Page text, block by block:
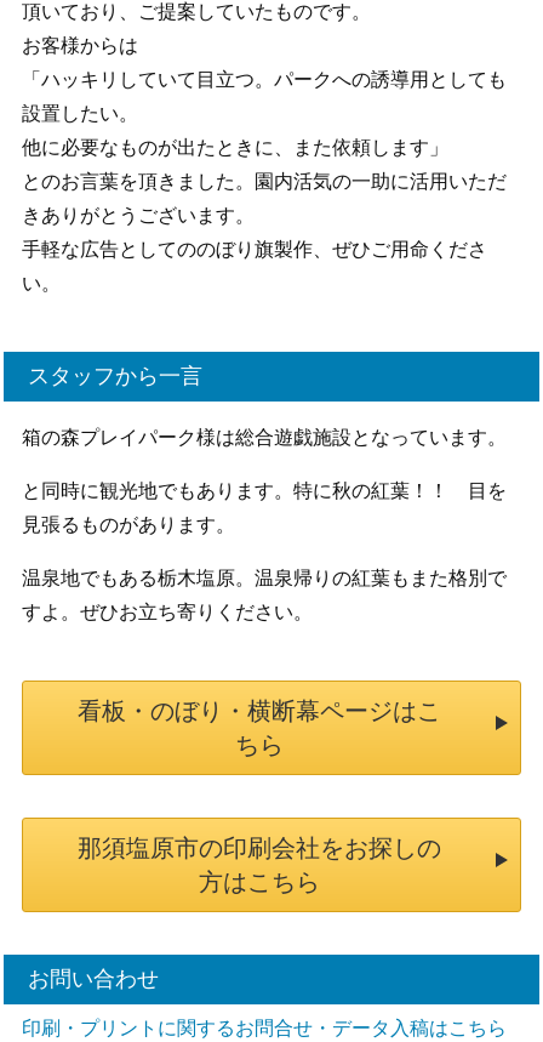
頂いており、ご提案していたものです。
お客様からは
「ハッキリしていて目立つ。パークへの誘導用としても
設置したい。
他に必要なものが出たときに、また依頼します」
とのお言葉を頂きました。園内活気の一助に活用いただ
きありがとうございます。
手軽な広告としてののぼり旗製作、ぜひご用命くださ
い。
スタッフから一言
箱の森プレイパーク様は総合遊戯施設となっています。
と同時に観光地でもあります。特に秋の紅葉！！ 目を
見張るものがあります。
温泉地でもある栃木塩原。温泉帰りの紅葉もまた格別で
すよ。ぜひお立ち寄りください。
看板・のぼり・横断幕ページはこ
ちら
那須塩原市の印刷会社をお探しの
方はこちら
お問い合わせ
印刷・プリントに関するお問合せ・データ入稿はこちら